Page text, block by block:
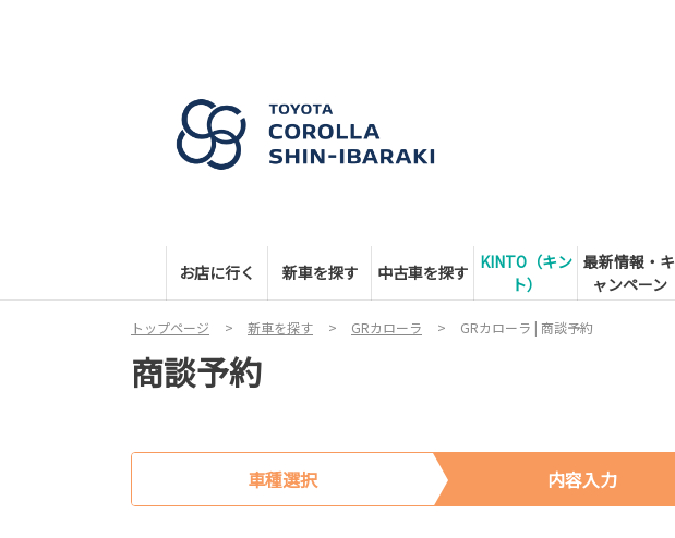
お店に行く 新車を探す 中古車を探す KINTO（キン
ト）
最新情報・キ
ャンペーン
トップページ 新車を探す GRカローラ GRカローラ | 商談予約
商談予約
車種選択 内容入力